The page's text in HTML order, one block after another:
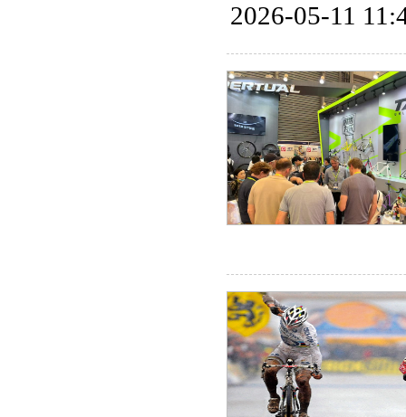
2026-05-11